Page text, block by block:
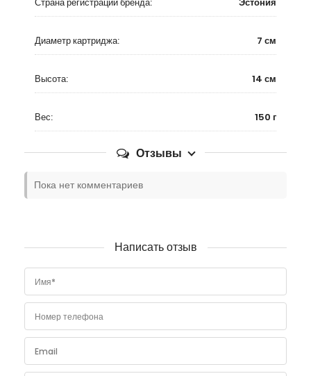
Диаметр картриджа: 7 см
Высота: 14 см
Вес: 150 г
Отзывы
Пока нет комментариев
Написать отзыв
Имя*
Номер телефона
Email